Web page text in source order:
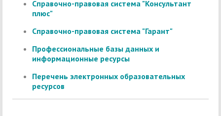
Справочно-правовая система "Консультант
плюс"
Справочно-правовая система "Гарант"
Профессиональные базы данных и
информационные ресурсы
Перечень электронных образовательных
ресурсов